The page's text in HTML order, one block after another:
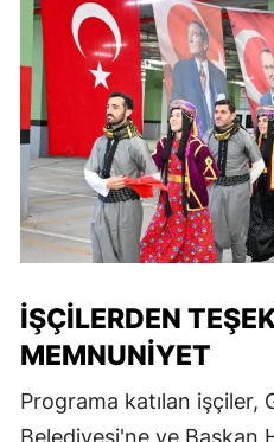
İŞÇILERDEN
MEMNUNIYET
Programa katılan işçiler,
Belediyesi'ne ve Başkan